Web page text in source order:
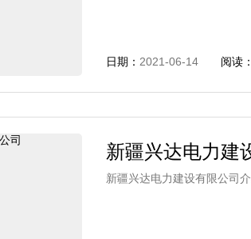
日期： 2021-06-14 阅读：
新疆兴达电力建
新疆兴达电力建设有限公司